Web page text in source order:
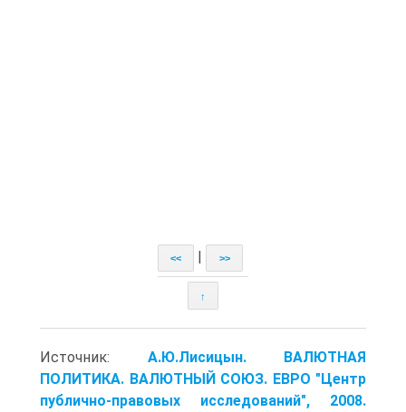
<< >>
↑
Источник: А.Ю.Лисицын. ВАЛЮТНАЯ
ПОЛИТИКА. ВАЛЮТНЫЙ СОЮЗ. ЕВРО "Центр
публично-правовых исследований", 2008.